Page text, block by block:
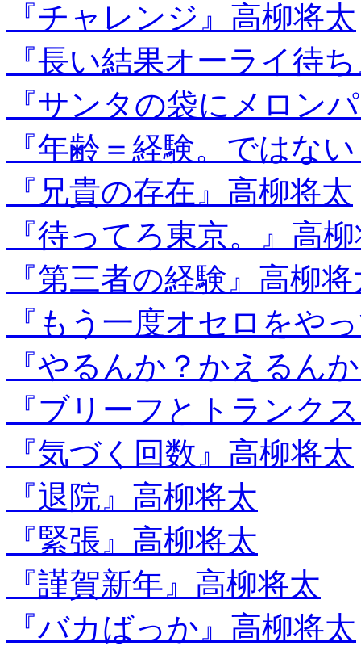
『チャレンジ』高柳将太
『長い結果オーライ待
『サンタの袋にメロン
『年齢＝経験。ではな
『兄貴の存在』高柳将太
『待ってろ東京。』高
『第三者の経験』高柳
『もう一度オセロをや
『やるんか？かえるん
『ブリーフとトランク
『気づく回数』高柳将太
『退院』高柳将太
『緊張』高柳将太
『謹賀新年』高柳将太
『バカばっか』高柳将太